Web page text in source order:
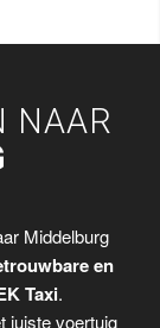
NAAR
Middelburg
en
Taxi.
juiste voertuig